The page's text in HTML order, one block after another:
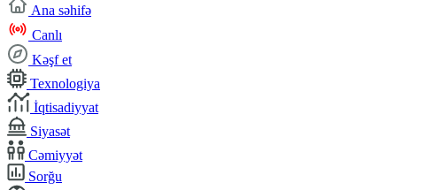
Ana səhifə
Canlı
Kəşf et
Texnologiya
İqtisadiyyat
Siyasət
Cəmiyyət
Sorğu